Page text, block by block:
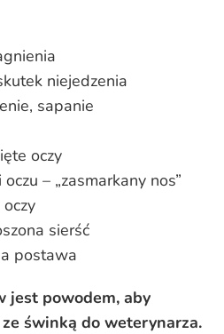
niejedzenia
sapanie
oczy
– „zasmarkany nos”
sierść
postawa
jest powodem, aby
świnką do weterynarza.